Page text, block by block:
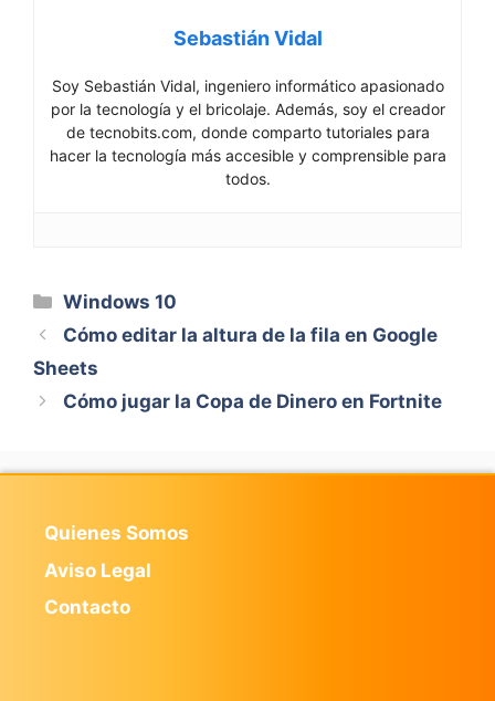
Sebastián Vidal
Soy Sebastián Vidal, ingeniero informático apasionado
por la tecnología y el bricolaje. Además, soy el creador
de tecnobits.com, donde comparto tutoriales para
hacer la tecnología más accesible y comprensible para
todos.
Categorías
Windows 10
Cómo editar la altura de la fila en Google
Sheets
Cómo jugar la Copa de Dinero en Fortnite
Quienes Somos
Aviso Legal
Contacto